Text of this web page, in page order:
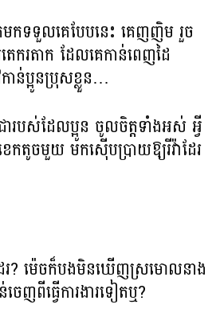
មកទទួលគេបែបនេះ គេញញិម រួច
ករតាក ដែលគេកាន់ពេញដៃ
ាន់ប្អូនប្រុសខ្លួន…
របស់ដែលប្អូន ចូលចិត្តទាំងអស់ អ្វី
កតូចមួយ មកស៊ើបប្រាយឱ្យរីវ៉ាដែរ
រ? ម៉េចក៏បងមិនឃើញស្រមោលនាង
េញពីធ្វើការងារទៀតឬ?